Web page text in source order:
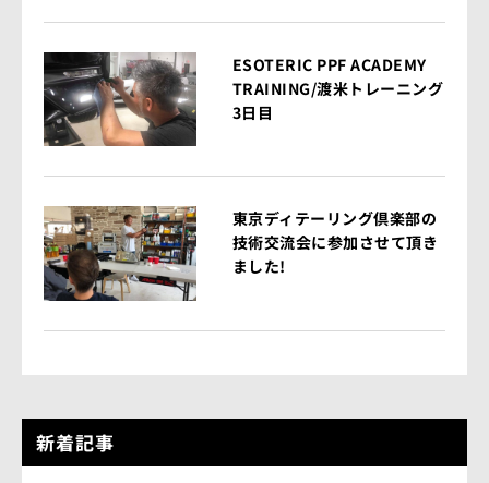
ESOTERIC PPF ACADEMY
TRAINING/渡米トレーニング
3日目
東京ディテーリング倶楽部の
技術交流会に参加させて頂き
ました!
新着記事